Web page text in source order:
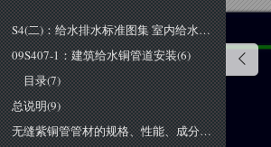
S4(二)：给水排水标准图集 室内给水排水管道及附件安装（二）(2012年合订本)(1)
09S407-1：建筑给水铜管道安装(6)
目录(7)
总说明(9)
无缝紫铜管管材的规格、性能、成分(16)